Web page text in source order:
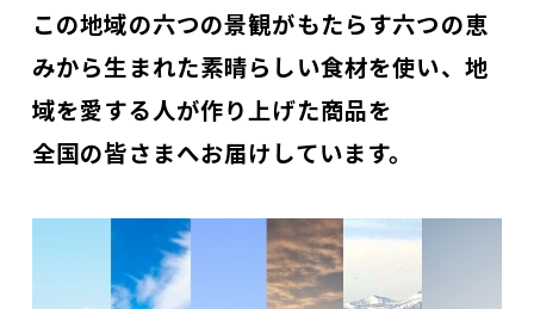
この地域の六つの景観がもたらす六つの恵
みから生まれた素晴らしい食材を使い、地
域を愛する人が作り上げた商品を
全国の皆さまへお届けしています。